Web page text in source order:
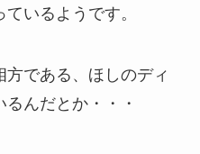
いるようです。
方である、ほしのディ
んだとか・・・